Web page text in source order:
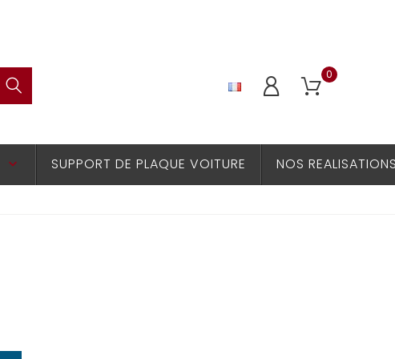
0
keyboard_arrow_down SUPPORT DE PLAQUE VOITURE NOS